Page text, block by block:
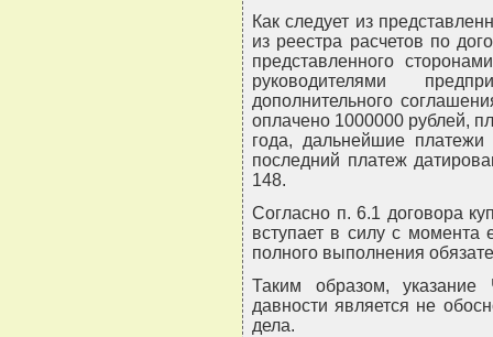
Как следует из
из реестра расчетов по
представленного
руководителями
дополнительного
оплачено 1000000 рублей,
года, дальнейшие
последний платеж
148.
Согласно п. 6.1 договора
вступает в силу с момента
полного выполнения
Таким образом,
давности является не
дела.